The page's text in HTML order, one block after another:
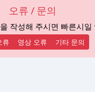
오류 / 문의
작성해 주시면 빠른시
류 영상 오류 기타 문의